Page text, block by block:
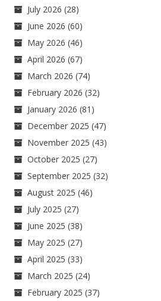
July 2026 (28)
June 2026 (60)
May 2026 (46)
April 2026 (67)
March 2026 (74)
February 2026 (32)
January 2026 (81)
December 2025 (47)
November 2025 (43)
October 2025 (27)
September 2025 (32)
August 2025 (46)
July 2025 (27)
June 2025 (38)
May 2025 (27)
April 2025 (33)
March 2025 (24)
February 2025 (37)